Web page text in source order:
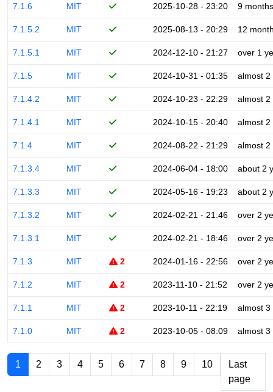
7.1.6 MIT 2025-10-28 - 23:20 9 months
7.1.5.2 MIT 2025-08-13 - 20:29 12
7.1.5.1 MIT 2024-12-10 - 21:27 over 1
7.1.5 MIT 2024-10-31 - 01:35 almost 2
7.1.4.2 MIT 2024-10-23 - 22:29 almost 2
7.1.4.1 MIT 2024-10-15 - 20:40 almost 2
7.1.4 MIT 2024-08-22 - 21:29 almost 2
7.1.3.4 MIT 2024-06-04 - 18:00 about 2
7.1.3.3 MIT 2024-05-16 - 19:23 about 2
7.1.3.2 MIT 2024-02-21 - 21:46 over 2
7.1.3.1 MIT 2024-02-21 - 18:46 over 2
7.1.3 MIT 2 2024-01-16 - 22:56 over 2
7.1.2 MIT 2 2023-11-10 - 21:52 over 2
7.1.1 MIT 2 2023-10-11 - 22:19 almost 3
7.1.0 MIT 2 2023-10-05 - 08:09 almost 3
1 2 3 4 5 6 7 8 9 10
Last
page